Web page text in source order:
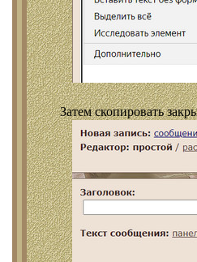
Затем скопировать